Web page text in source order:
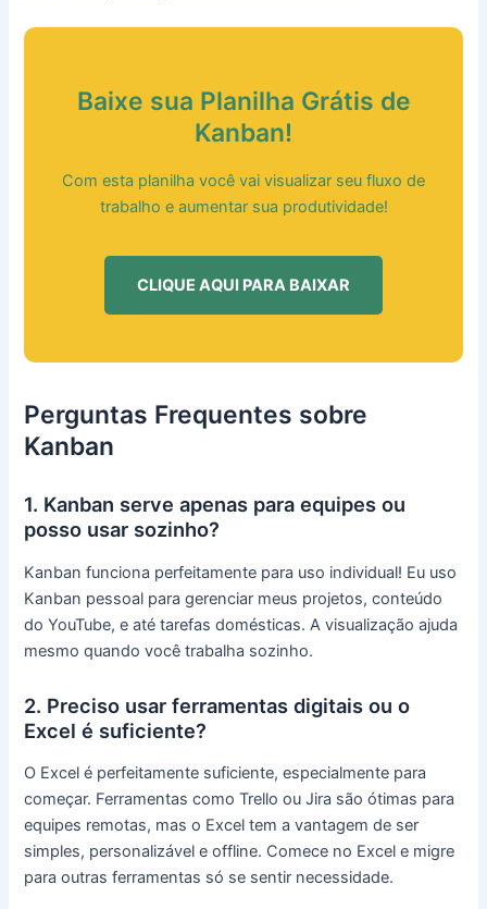
Baixe sua Planilha Grátis de
Kanban!
Com esta planilha você vai visualizar seu fluxo de
trabalho e aumentar sua produtividade!
CLIQUE AQUI PARA BAIXAR
Perguntas Frequentes sobre
Kanban
1. Kanban serve apenas para equipes ou
posso usar sozinho?
Kanban funciona perfeitamente para uso individual! Eu uso
Kanban pessoal para gerenciar meus projetos, conteúdo
do YouTube, e até tarefas domésticas. A visualização ajuda
mesmo quando você trabalha sozinho.
2. Preciso usar ferramentas digitais ou o
Excel é suficiente?
O Excel é perfeitamente suficiente, especialmente para
começar. Ferramentas como Trello ou Jira são ótimas para
equipes remotas, mas o Excel tem a vantagem de ser
simples, personalizável e offline. Comece no Excel e migre
para outras ferramentas só se sentir necessidade.